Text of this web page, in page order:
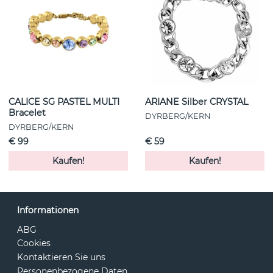
CALICE SG PASTEL MULTI
Bracelet
DYRBERG/KERN
€ 99
Kaufen!
ARIANE Silber CRYSTAL
DYRBERG/KERN
€ 59
Kaufen!
Informationen
ABG
Cookies
Kontaktieren Sie uns